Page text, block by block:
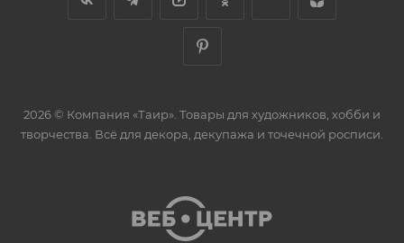
2026 © Компания «Таир». Товары для художников, хобби и
творчества. Всё для декора, декупажа и точечной росписи.